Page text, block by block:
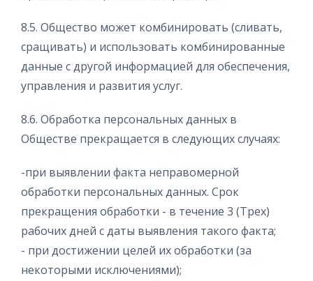
8.5. Общество может комбинировать (сливать,
сращивать) и использовать комбинированные
данные с другой информацией для обеспечения,
управления и развития услуг.
8.6. Обработка персональных данных в
Обществе прекращается в следующих случаях:
-при выявлении факта неправомерной
обработки персональных данных. Срок
прекращения обработки - в течение 3 (Трех)
рабочих дней с даты выявления такого факта;
- при достижении целей их обработки (за
некоторыми исключениями);